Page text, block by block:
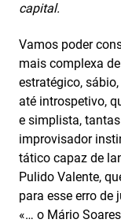
capital.
Vamos poder
mais complexa
estratégico,
até introspetivo,
e simplista,
improvisador
tático capaz de
Pulido Valente,
para esse erro de
«… o Mário